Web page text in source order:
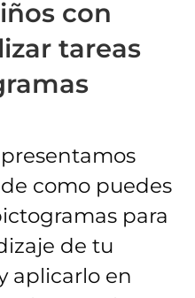
con
tareas
como puedes
para
de tu
aplicarlo en